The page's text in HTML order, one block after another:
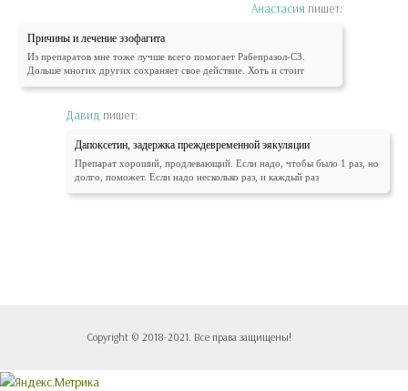
Анастасия пишет:
Причины и лечение эзофагита
Из препаратов мне тоже лучше всего помогает Рабепразол-СЗ.
Дольше многих других сохраняет свое действие. Хоть и стоит
Давид пишет:
Дапоксетин, задержка преждевременной эякуляции
Препарат хороший, продлевающий. Если надо, чтобы было 1 раз, но
долго, поможет. Если надо несколько раз, и каждый раз
Copyright © 2018-2021. Все права защищены!